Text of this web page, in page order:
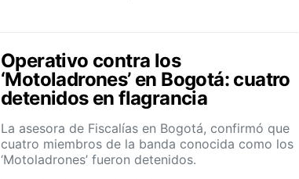
Operativo contra los
‘Motoladrones’ en Bogotá: cuatro
detenidos en flagrancia
La asesora de Fiscalías en Bogotá, confirmó que
cuatro miembros de la banda conocida como los
‘Motoladrones’ fueron detenidos.